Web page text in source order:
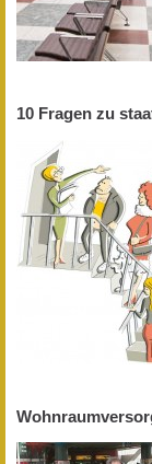
10 Fragen zu